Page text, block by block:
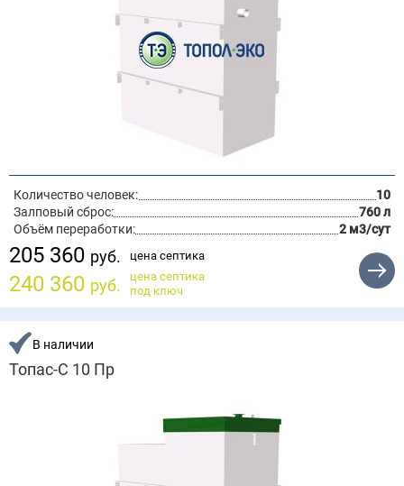
Количество человек:
10
Залповый сброс:
760 л
Объём переработки:
2 м3/сут
205 360 руб. цена септика
240 360 руб.
цена септика
под ключ
В наличии
Топас-С 10 Пр